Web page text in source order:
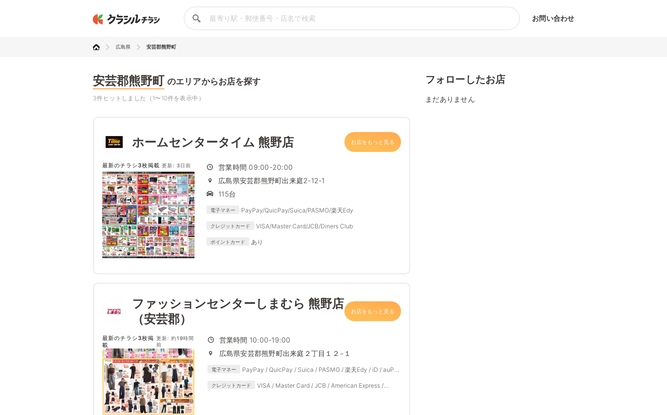
お問い合わせ
広島県 安芸郡熊野町
安芸郡熊野町 のエリアからお店を探す
3件ヒットしました（1〜10件を表示中）
ホームセンタータイム 熊野店 お店をもっと見る
最新のチラシ3枚掲載 更新: 3日前
営業時間 09:00-20:00
広島県安芸郡熊野町出来庭2-12-1
115台
電子マネー PayPay/QuicPay/Suica/PASMO/楽天Edy
クレジットカード VISA/Master Card/JCB/Diners Club
ポイントカード あり
ファッションセンターしまむら 熊野店
（安芸郡）
お店をもっと見る
最新のチラシ3枚掲
載
更新: 約19時間
前
営業時間 10:00-19:00
広島県安芸郡熊野町出来庭２丁目１２−１
電子マネー
PayPay / QuicPay / Suica / PASMO / 楽天Edy / iD / auPAY
クレジットカード
VISA / Master Card / JCB / American Express /
フォローしたお店
まだありません